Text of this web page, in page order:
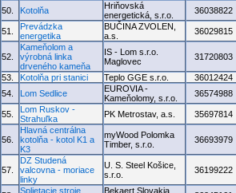
50.
Kotolňa
Hriňovská
energetická, s.r.o.
36038822
51.
Prevádzka
energetika
BUČINA ZVOLEN,
a.s.
36029815
52.
Kameňolom a
výrobná linka
drveného kameňa
IS - Lom s.r.o.
Maglovec
31720803
53. Kotolňa pri stanici Teplo GGE s.r.o. 36012424
54.
Lom Sedlice
EUROVIA -
Kameňolomy, s.r.o.
36574988
55.
Lom Ruskov -
Strahuľka
PK Metrostav, a.s. 35697814
56.
Hlavná centrálna
kotolňa - kotol K1 a
K3
myWood Polomka
Timber, s.r.o.
36693979
57.
DZ Studená
valcovna - moriace
linky
U. S. Steel Košice,
s.r.o.
36199222
Splietacie stroje
Bekaert Slovakia